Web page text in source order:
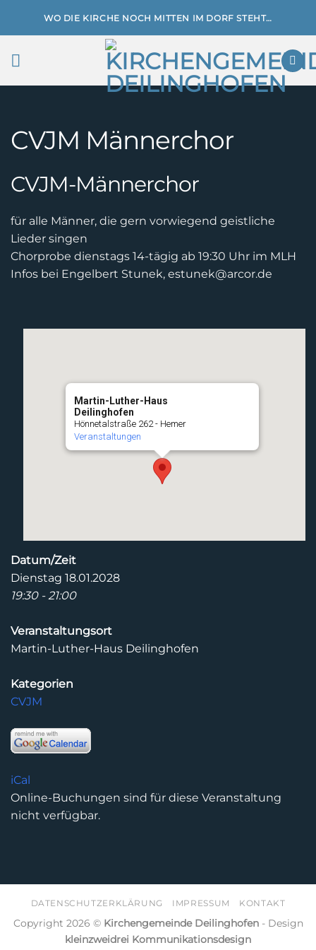
WO DIE KIRCHE NOCH MITTEN IM DORF STEHT…
CVJM Männerchor
CVJM-Männerchor
für alle Männer, die gern vorwiegend geistliche
Lieder singen
Chorprobe dienstags 14-tägig ab 19:30 Uhr im MLH
Infos bei Engelbert Stunek, estunek@arcor.de
Martin-Luther-Haus
Deilinghofen
Hönnetalstraße 262 - Hemer
Veranstaltungen
Datum/Zeit
Dienstag 18.01.2028
19:30 - 21:00
Veranstaltungsort
Martin-Luther-Haus Deilinghofen
Kategorien
CVJM
iCal
Online-Buchungen sind für diese Veranstaltung
nicht verfügbar.
DATENSCHUTZERKLÄRUNG IMPRESSUM KONTAKT
Copyright 2026 © Kirchengemeinde Deilinghofen- Design
kleinzweidrei Kommunikationsdesign